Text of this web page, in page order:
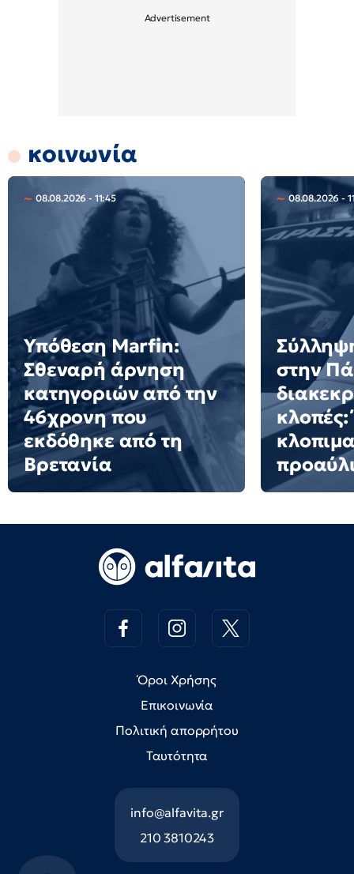
κοινωνία
08.08.2026 - 11:45
Υπόθεση Marfin:
Σθεναρή άρνηση
κατηγοριών από την
46χρονη που
εκδόθηκε από τη
Βρετανία
08.08.2026 -
στην
Όροι Χρήσης
Επικοινωνία
Πολιτική απορρήτου
Ταυτότητα
info@alfavita.gr
210 3810243